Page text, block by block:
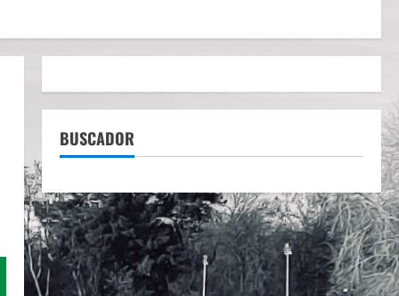
BUSCADOR